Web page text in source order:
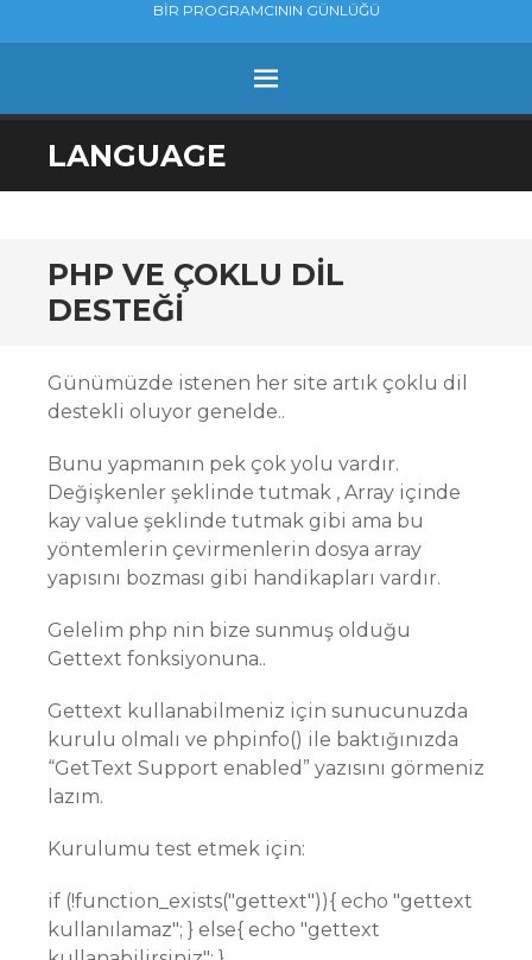
BIR PROGRAMCININ GÜNLÜĞÜ
MENU
SKIP
TO
LANGUAGE
PHP VE ÇOKLU DIL
DESTEĞI
Günümüzde istenen her site artık çoklu dil
destekli oluyor genelde..
Bunu yapmanın pek çok yolu vardır.
Değişkenler şeklinde tutmak , Array içinde
kay value şeklinde tutmak gibi ama bu
yöntemlerin çevirmenlerin dosya array
yapısını bozması gibi handikapları vardır.
Gelelim php nin bize sunmuş olduğu
Gettext fonksiyonuna..
Gettext kullanabilmeniz için sunucunuzda
kurulu olmalı ve phpinfo() ile baktığınızda
“GetText Support enabled” yazısını görmeniz
lazım.
Kurulumu test etmek için:
if (!function_exists("gettext")){ echo "gettext
kullanılamaz"; } else{ echo "gettext